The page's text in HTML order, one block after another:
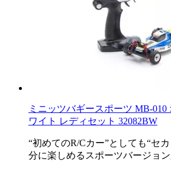
ミニッツバギースポーツ MB-
ワイト レディセット 32082BW
“初めてのR/Cカー”としても“セ
分に楽しめるスポーツバージョ